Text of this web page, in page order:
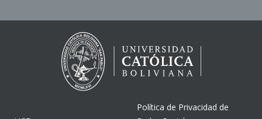
Política de Privacidad de